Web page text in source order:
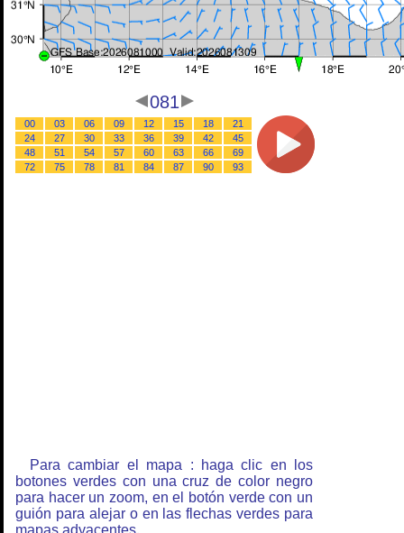
081
00 03 06 09 12 15 18
21
24
27 30 33 36 39 42
45
48
51 54 57 60 63 66
69
72
75 78 81 84 87 90 93
Para cambiar el mapa : haga clic en los
botones verdes con una cruz de color negro
para hacer un zoom, en el botón verde con un
guión para alejar o en las flechas verdes para
mapas adyacentes.